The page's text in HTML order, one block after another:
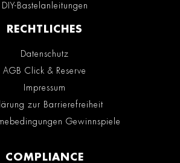
DIY-Bastelanleitungen
RECHTLICHES
Datenschutz
AGB Click & Reserve
Impressum
zur Barrierefreiheit
Gewinnspiele
COMPLIANCE